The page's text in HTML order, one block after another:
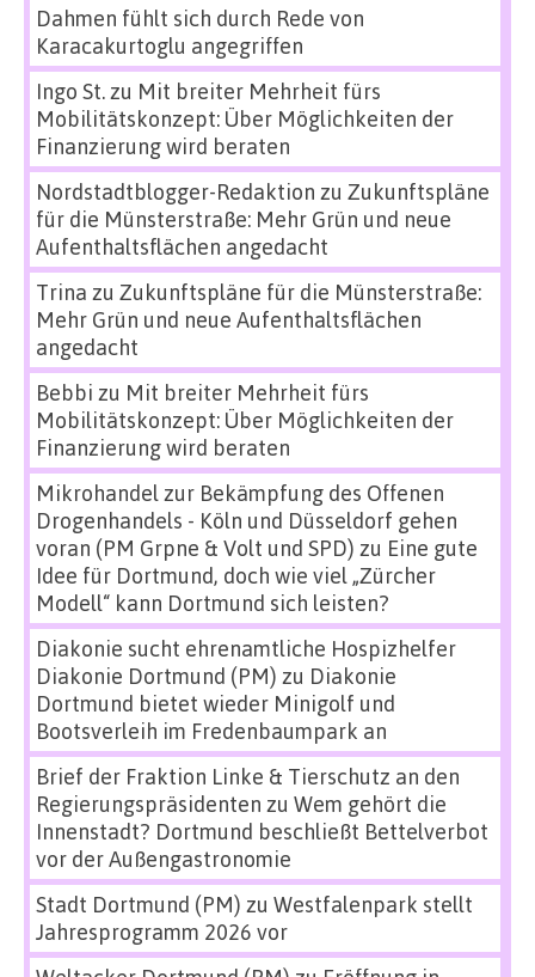
Dahmen fühlt sich durch Rede von
Karacakurtoglu angegriffen
Ingo St.zu Mit breiter Mehrheit fürs
Mobilitätskonzept: Über Möglichkeiten der
Finanzierung wird beraten
Nordstadtblogger-Redaktion zu Zukunftspläne
für die Münsterstraße: Mehr Grün und neue
Aufenthaltsflächen angedacht
Trina zu Zukunftspläne für die Münsterstraße:
Mehr Grün und neue Aufenthaltsflächen
angedacht
Bebbi zu Mit breiter Mehrheit fürs
Mobilitätskonzept: Über Möglichkeiten der
Finanzierung wird beraten
Mikrohandel zur Bekämpfung des Offenen
Drogenhandels - Köln und Düsseldorf gehen
voran (PM Grpne & Volt und SPD) zu Eine gute
Idee für Dortmund, doch wie viel „Zürcher
Modell“ kann Dortmund sich leisten?
Diakonie sucht ehrenamtliche Hospizhelfer
Diakonie Dortmund (PM) zu Diakonie
Dortmund bietet wieder Minigolf und
Bootsverleih im Fredenbaumpark an
Brief der Fraktion Linke & Tierschutz an den
Regierungspräsidenten zu Wem gehört die
Innenstadt? Dortmund beschließt Bettelverbot
vor der Außengastronomie
Stadt Dortmund (PM) zu Westfalenpark stellt
Jahresprogramm 2026 vor